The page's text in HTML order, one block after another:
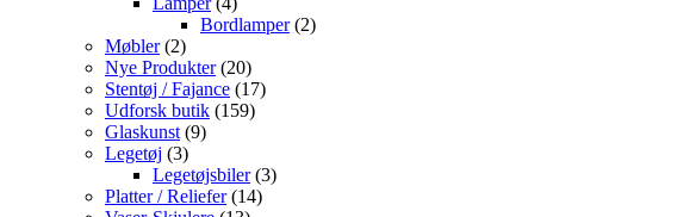
varer
Bordlamper 22
Møbler 22
varer
Nye Produkter 2020
varer
Stentøj / Fajance 1717
Udforsk butik 159159
Glaskunst 99
Legetøj 33
varer
Legetøjsbiler 33
Platter / Reliefer 1414